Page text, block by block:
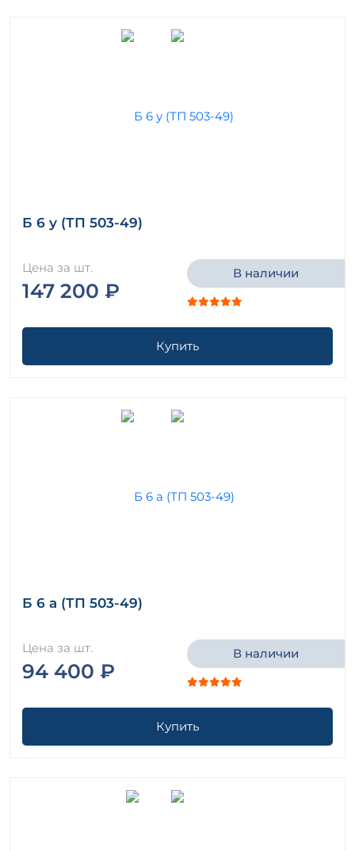
Б 6 у (ТП 503-49)
Цена за шт.
147 200 ₽
В наличии
Купить
Б 6 а (ТП 503-49)
Цена за шт.
94 400 ₽
В наличии
Купить